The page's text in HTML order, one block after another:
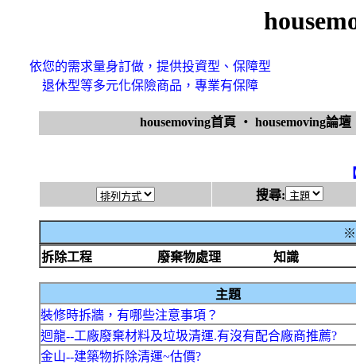
依您的需求量身訂做，提供投資型、保障型
退休型等多元化保險商品，專業有保障
housemoving首頁 ‧ housemoving論壇
搜尋:
※
拆除工程
廢棄物處理 知識
主題
裝修時拆牆，有哪些注意事項？
迴龍--工廠廢棄材料及垃圾清運.有沒有配合廠商推薦?
金山--建築物拆除清運~估價?